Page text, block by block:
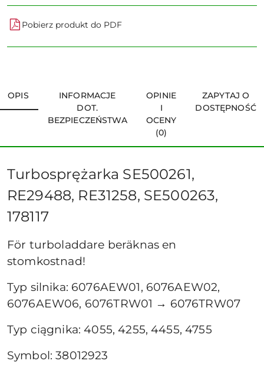
Pobierz produkt do PDF
OPIS
INFORMACJE
DOT.
BEZPIECZEŃSTWA
OPINIE
I
OCENY
(0)
ZAPYTAJ O
DOSTĘPNOŚĆ
Turbosprężarka SE500261,
RE29488, RE31258, SE500263,
178117
För turboladdare beräknas en
stomkostnad!
Typ silnika: 6076AEW01, 6076AEW02,
6076AEW06, 6076TRW01 → 6076TRW07
Typ ciągnika: 4055, 4255, 4455, 4755
Symbol: 38012923